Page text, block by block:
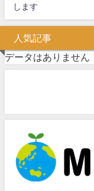
します
人気記事
データはありません